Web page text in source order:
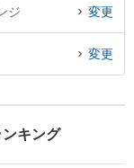
ジ 変更
変更
キング